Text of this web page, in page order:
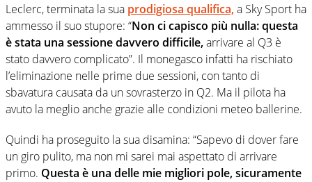
Leclerc, terminata la sua prodigiosa qualifica,a Sky Sport ha
ammesso il suo stupore: “Non ci capisco più nulla: questa
è stata una sessione davvero difficile,arrivare al Q3 è
stato davvero complicato”. Il monegasco infatti ha rischiato
l’eliminazione nelle prime due sessioni, con tanto di
sbavatura causata da un sovrasterzo in Q2. Ma il pilota ha
avuto la meglio anche grazie alle condizioni meteo ballerine.
Quindi ha proseguito la sua disamina: “Sapevo di dover fare
un giro pulito, ma non mi sarei mai aspettato di arrivare
primo. Questa è una delle mie migliori pole, sicuramente